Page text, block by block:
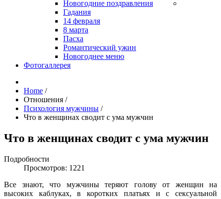
Новогодние поздравления
Гадания
14 февраля
8 марта
Пасха
Романтический ужин
Новогоднее меню
Фотогаллерея
Home /
Отношения /
Психология мужчины /
Что в женщинах сводит с ума мужчин
Что в женщинах сводит с ума мужчин
Подробности
Просмотров: 1221
Все знают, что мужчины теряют голову от женщин на
высоких каблуках, в коротких платьях и с сексуальной